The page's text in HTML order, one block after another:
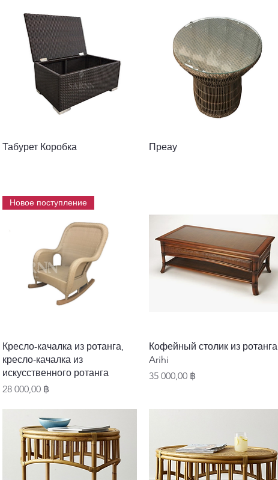
Быстрый просмотр
Табурет Коробка Преау
Быстрый просмотр
Новое поступление
Кресло-качалка из ротанга,
кресло-качалка из
искусственного ротанга
Цена
28 000,00 ฿
Быстрый просмотр
Кофейный столик из ротанга
Arihi
Цена
35 000,00 ฿